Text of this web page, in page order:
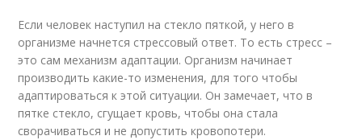
Если человек наступил на стекло пяткой, у него в
организме начнется стрессовый ответ. То есть стресс –
это сам механизм адаптации. Организм начинает
производить какие-то изменения, для того чтобы
адаптироваться к этой ситуации. Он замечает, что в
пятке стекло, сгущает кровь, чтобы она стала
сворачиваться и не допустить кровопотери.